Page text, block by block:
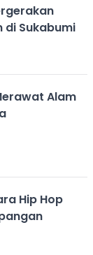
di Sukabumi
Alam
Hip Hop